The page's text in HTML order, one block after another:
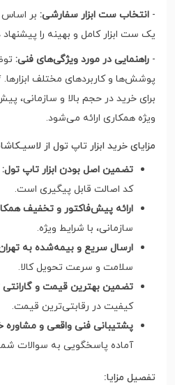
- انتخاب ست ابزار سفارشی: بر اساس
یک ست ابزار کامل و بهینه را پیشنهاد
- راهنمایی در مورد ویژگی‌های فنی:
پوشش‌ها و کاربردهای مختلف ابزارها.
برای خرید در حجم بالا و سازمانی،
ویژه همکاری ارائه می‌شود.
مزایای خرید ابزار تاپ تول از
تضمین اصل بودن ابزار تاپ تول:
کد اصالت قابل پیگیری است.
ارائه پیش‌فاکتور و تخفیف
سازمانی، با شرایط ویژه.
ارسال سریع و بیمه‌شده به
سلامت و سرعت تحویل کالا.
تضمین بهترین قیمت و
کیفیت در رقابتی‌ترین قیمت.
پشتیبانی فنی واقعی و مشاوره
آماده پاسخگویی به سوالات
تفصیل مزایا: